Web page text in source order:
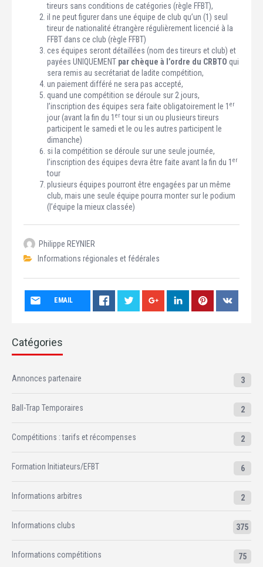
tireurs sans conditions de catégories (règle FFBT),
il ne peut figurer dans une équipe de club qu’un (1) seul
tireur de nationalité étrangère régulièrement licencié à la
FFBT dans ce club (règle FFBT)
ces équipes seront détaillées (nom des tireurs et club) et
payées UNIQUEMENT par chèque à l’ordre du CRBTO qui
sera remis au secrétariat de ladite compétition,
un paiement différé ne sera pas accepté,
quand une compétition se déroule sur 2 jours,
l’inscription des équipes sera faite obligatoirement le 1 er
jour (avant la fin du 1 ertour si un ou plusieurs tireurs
participent le samedi et le ou les autres participent le
dimanche)
si la compétition se déroule sur une seule journée,
l’inscription des équipes devra être faite avant la fin du 1 er
tour
plusieurs équipes pourront être engagées par un même
club, mais une seule équipe pourra monter sur le podium
(l’équipe la mieux classée)
Philippe REYNIER
Informations régionales et fédérales
EMAIL
Catégories
Annonces partenaire 3
Ball-Trap Temporaires 2
Compétitions : tarifs et récompenses 2
Formation Initiateurs/EFBT 6
Informations arbitres 2
Informations clubs 375
Informations compétitions 75